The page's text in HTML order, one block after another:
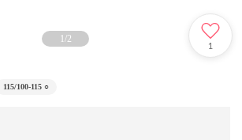
1/2
1
115/100-115 ○